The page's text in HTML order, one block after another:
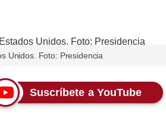
Unidos. Foto: Presidencia
Suscríbete a YouTube